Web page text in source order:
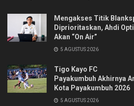
Mengakses Titik
Diprioritaskan, Ahdi
Akan “On Air”
5 AGUSTUS 2026
Tigo Kayo FC
Payakumbuh Akhirnya
Kota Payakumbuh 2026
5 AGUSTUS 2026